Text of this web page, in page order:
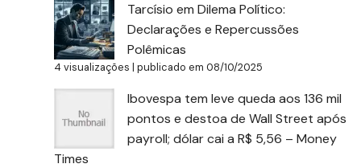
Tarcísio em Dilema Político:
Declarações e Repercussões
Polêmicas
4 visualizações |publicado em 08/10/2025
Ibovespa tem leve queda aos 136 mil
pontos e destoa de Wall Street após
payroll; dólar cai a R$ 5,56 – Money
Times